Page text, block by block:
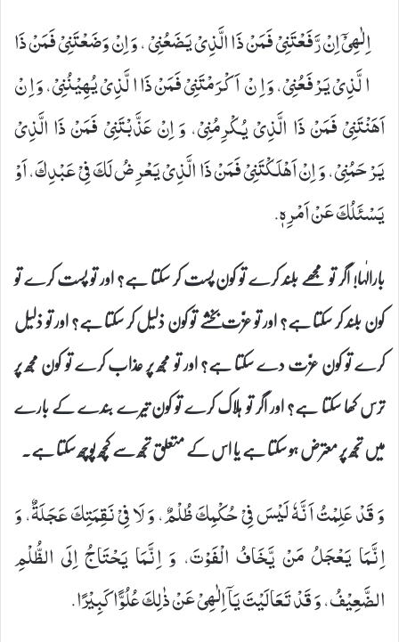
اِلٰهِیْۤ اِنْ رَّفَعْتَنِیْ فَمَنْ ذَا الَّذِیْ یَضَعُنِیْ، وَ اِنْ وَضَعْتَنِیْ فَمَنْ ذَا
الَّذِیْ یَرْفَعُنِیْ، وَ اِنْ اَكْرَمْتَنِیْ فَمَنْ ذَا الَّذِیْ یُهِیْنُنِیْ، وَ اِنْ
اَهَنْتَنِیْ فَمَنْ ذَا الَّذِیْ یُكْرِمُنِیْ، وَ اِنْ عَذَّبْتَنِیْ فَمَنْ ذَا الَّذِیْ
یَرْحَمُنِیْ، وَ اِنْ اَهْلَكْتَنِیْ فَمَنْ ذَا الَّذِیْ یَعْرِضُ لَكَ فِیْ عَبْدِكَ، اَوْ
یَسْئَلُكَ عَنْ اَمْرِهٖ.
بارالٰہا! اگر تو مجھے بلند کرے تو کون پست کر سکتا ہے؟ اور تو پست کرے تو
کون بلند کر سکتا ہے؟ اور تو عزّت بخشے تو کون ذلیل کر سکتا ہے؟ اور تو ذلیل
کرے تو کون عزّت دے سکتا ہے؟ اور تو مجھ پر عذاب کرے تو کون مجھ پر
ترس کھا سکتا ہے؟ اور اگر تو ہلاک کرے تو کون تیرے بندے کے بارے
میں تجھ پر معترض ہو سکتا ہے یا اس کے متعلق تجھ سے کچھ پوچھ سکتا ہے۔
وَ قَدْ عَلِمْتُ‏ اَنَّهٗ لَیْسَ فِیْ حُكْمِكَ ظُلْمٌ، وَ لَا فِیْ نَقِمَتِكَ عَجَلَةٌ، وَ
اِنَّمَا یَعْجَلُ مَنْ یَّخَافُ الْفَوْتَ، وَ اِنَّمَا یَحْتَاجُ اِلَى الظُّلْمِ
الضَّعِیْفُ، وَ قَدْ تَعَالَیْتَ- یَاۤ اِلٰهِیْ- عَنْ ذٰلِكَ عُلُوًّا كَبِیْرًا.